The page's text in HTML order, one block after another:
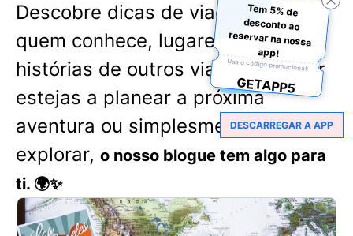
Descobre dicas de viagem de
quem conhece, lugares secretos e
histórias de outros viajantes. Quer
estejas a planear a próxima
aventura ou simplesmente adores
explorar, o nosso blogue tem algo para
ti. 🌍✨
Tem 5% de
desconto ao
reservar na nossa
app!
Usa o código promocional:
GETAPP5
DESCARREGAR A APP